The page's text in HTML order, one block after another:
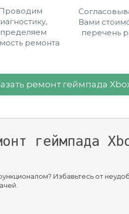
Проводим
ремонта
Вами
перечень
ремонт геймпада
геймпада
Избавьтесь от